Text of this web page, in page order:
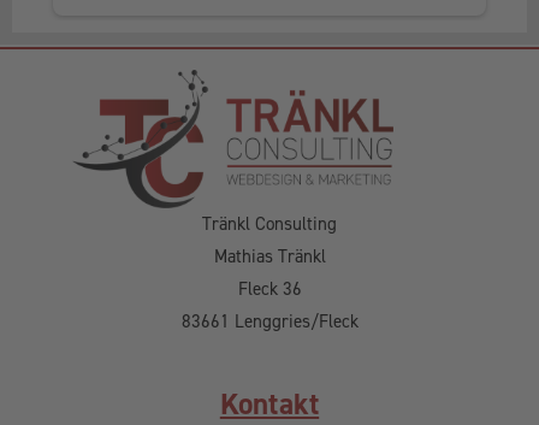
Tränkl Consulting
Mathias Tränkl
Fleck 36
83661 Lenggries/Fleck
Kontakt